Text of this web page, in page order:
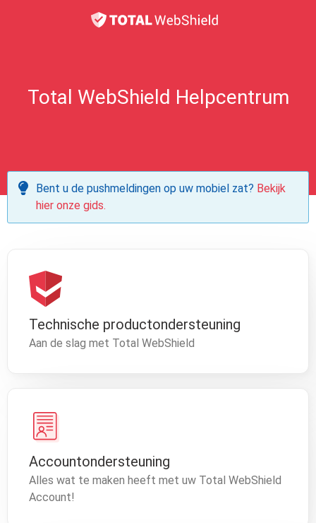
Total WebShield Helpcentrum
Bent u de pushmeldingen op uw mobiel zat? Bekijk
hier onze gids.
Technische productondersteuning
Aan de slag met Total WebShield
Accountondersteuning
Alles wat te maken heeft met uw Total WebShield
Account!